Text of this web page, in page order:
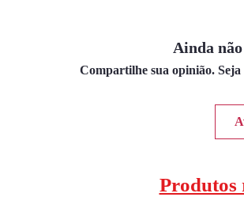
Ainda
Compartilhe sua opinião.
Produtos